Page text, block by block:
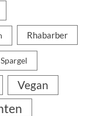
Rhabarber
Spargel
Vegan